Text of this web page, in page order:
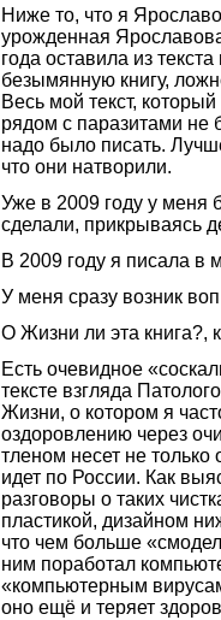
Ниже то, что я
урожденная
года оставила из
безымянную книгу,
Весь мой текст,
рядом с паразитами не
надо было писать.
что они натворили.
Уже в 2009 году у меня
сделали, прикрываясь
В 2009 году я писала в
У меня сразу возник
О Жизни ли эта книга?,
Есть очевидное
тексте взгляда
Жизни, о котором я
оздоровлению через
тленом несет не только
идет по России. Как
разговоры о таких
пластикой, дизайном
что чем больше
ним поработал
«компьютерным
оно ещё и теряет